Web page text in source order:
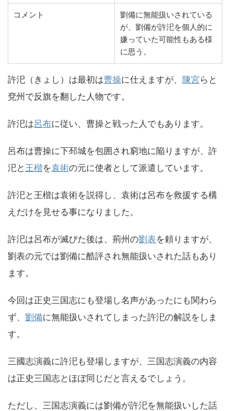
コメント
劉備に無能扱いされている
が、劉備が許汜を個人的に
嫌っていた可能性もある様
に思う。
許汜（きょし）は最初は曹操に仕えますが、 陳宮 らと
兗州で反旗を翻した人物です。
許汜は呂布に従い、曹操と戦った人でもあります。
呂布は曹操に下邳城を包囲され窮地に陥りますが、許
汜と王楷を袁術の元に使者として派遣しています。
許汜と王楷は袁術を説得し、袁術は呂布を救援する構
えだけを見せる事になりました。
許汜は呂布が滅びた後は、荊州の劉表を頼りますが、
劉表の元では劉備に酷評され無能扱いされた話もあり
ます。
今回は正史三国志にも登場し名声があったにも関わら
ず、 劉備に無能扱いされてしまった許汜の解説をしま
す。
三國志演義に許汜も登場しますが、三国志演義の内容
は正史三国志とほぼ同じだと言えるでしょう。
ただし、三国志演義には劉備が許汜を無能扱いした話